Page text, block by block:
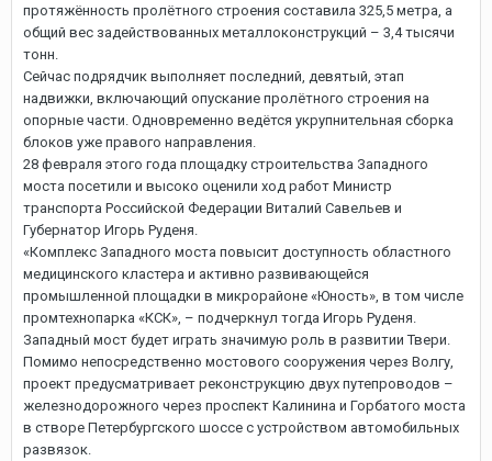
протяжённость пролётного строения составила 325,5 метра, а
общий вес задействованных металлоконструкций – 3,4 тысячи
тонн.
Сейчас подрядчик выполняет последний, девятый, этап
надвижки, включающий опускание пролётного строения на
опорные части. Одновременно ведётся укрупнительная сборка
блоков уже правого направления.
28 февраля этого года площадку строительства Западного
моста посетили и высоко оценили ход работ Министр
транспорта Российской Федерации Виталий Савельев и
Губернатор Игорь Руденя.
«Комплекс Западного моста повысит доступность областного
медицинского кластера и активно развивающейся
промышленной площадки в микрорайоне «Юность», в том числе
промтехнопарка «КСК», – подчеркнул тогда Игорь Руденя.
Западный мост будет играть значимую роль в развитии Твери.
Помимо непосредственно мостового сооружения через Волгу,
проект предусматривает реконструкцию двух путепроводов –
железнодорожного через проспект Калинина и Горбатого моста
в створе Петербургского шоссе с устройством автомобильных
развязок.